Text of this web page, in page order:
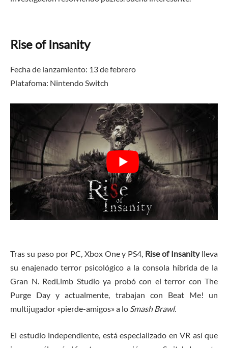
Rise of Insanity
Fecha de lanzamiento: 13 de febrero
Platafoma: Nintendo Switch
Tras su paso por PC, Xbox One y PS4, Rise of Insanitylleva
su enajenado terror psicológico a la consola híbrida de la
Gran N. RedLimb Studio ya probó con el terror con The
Purge Day y actualmente, trabajan con Beat Me! un
multijugador «pierde-amigos» a lo Smash Brawl.
El estudio independiente, está especializado en VR así que